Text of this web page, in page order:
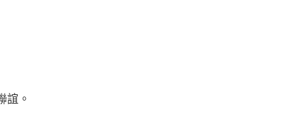
誼。